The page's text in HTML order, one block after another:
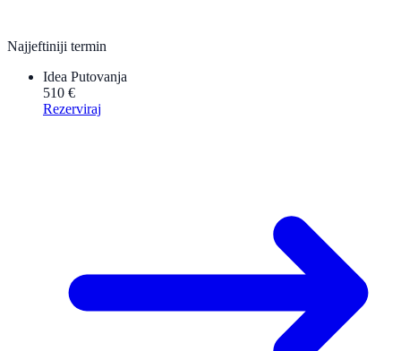
Najjeftiniji termin
Idea Putovanja
510 €
Rezerviraj